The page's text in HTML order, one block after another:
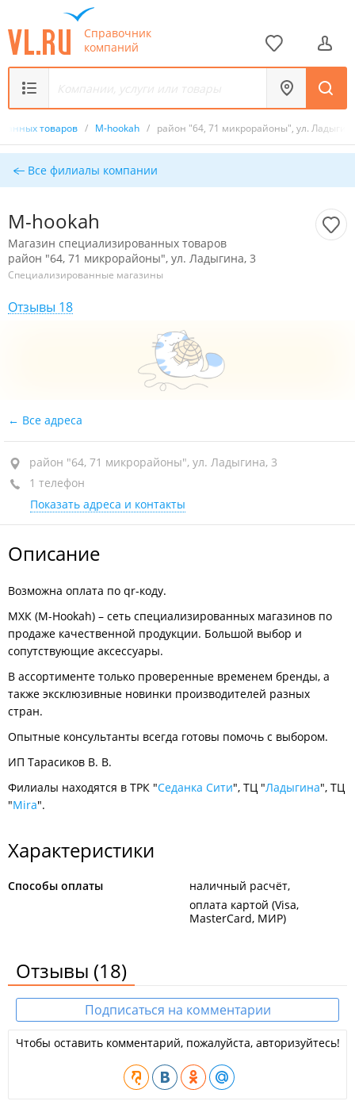
Справочник
компаний
товаров / M-hookah / район "64, 71 микрорайоны", ул.
Все филиалы компании
M-hookah
Магазин специализированных товаров
район "64, 71 микрорайоны", ул. Ладыгина, 3
Специализированные магазины
Отзывы 18
Все адреса
район "64, 71 микрорайоны", ул. Ладыгина, 3
1 телефон
Показать адреса и контакты
Описание
Возможна оплата по qr-коду.
МХК (M-Hookah) – сеть специализированных магазинов по
продаже качественной продукции. Большой выбор и
сопутствующие аксессуары.
В ассортименте только проверенные временем бренды, а
также эксклюзивные новинки производителей разных
стран.
Опытные консультанты всегда готовы помочь с выбором.
ИП Тарасиков В. В.
Филиалы находятся в ТРК "Седанка Сити", ТЦ "Ладыгина", ТЦ
"Mira".
Характеристики
Способы оплаты
наличный расчёт
оплата картой (Visa,
MasterCard, МИР)
Отзывы (18)
Подписаться на комментарии
Чтобы оставить комментарий, пожалуйста, авторизуйтесь!